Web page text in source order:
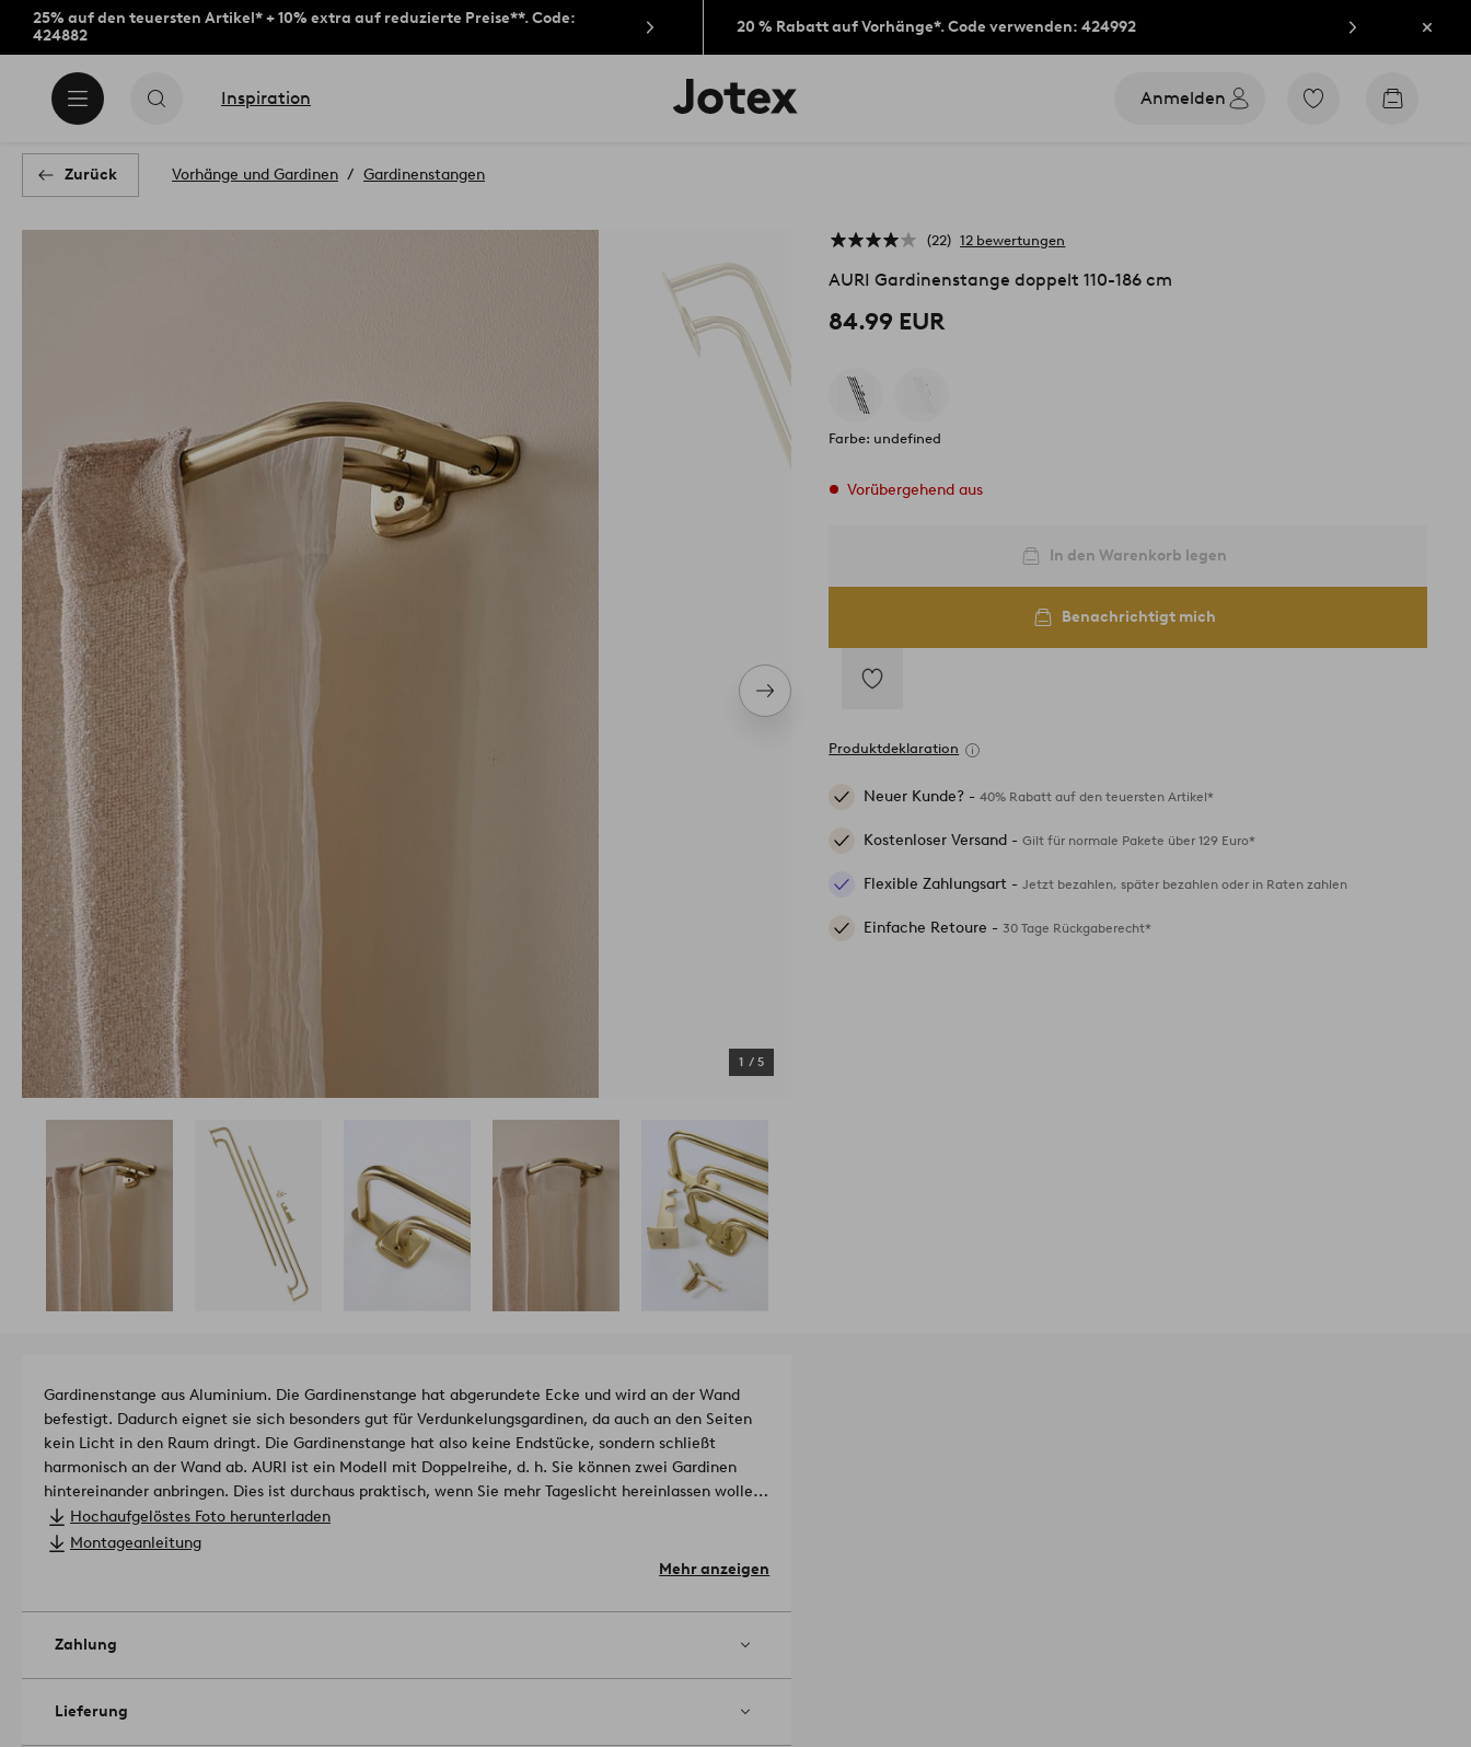
25% auf den teuersten Artikel* + 10% extra auf reduzierte Preise**. Code:
424882
20 % Rabatt auf Vorhänge*. Code verwenden: 424992
Inspiration
Jotex-
Logo
Anmelden
Zu
Zum
Zurück Vorhänge und Gardinen Gardinenstangen
Nächstes
Produkt
1 / 5
22 12 bewertungen
AURI Gardinenstange doppelt 110-186 cm
84.99 EUR
Farbe: undefined
Vorübergehend aus
In den Warenkorb legen
Benachrichtigt mich
Favoriten
hinzufügen
Produktdeklaration
Neuer Kunde? -40% Rabatt auf den teuersten Artikel*
Kostenloser Versand -Gilt für normale Pakete über 129 Euro*
Flexible Zahlungsart -Jetzt bezahlen, später bezahlen oder in Raten zahlen
Einfache Retoure -30 Tage Rückgaberecht*
Gardinenstange aus Aluminium. Die Gardinenstange hat abgerundete Ecke und wird an der Wand
befestigt. Dadurch eignet sie sich besonders gut für Verdunkelungsgardinen, da auch an den Seiten
kein Licht in den Raum dringt. Die Gardinenstange hat also keine Endstücke, sondern schließt
harmonisch an der Wand ab. AURI ist ein Modell mit Doppelreihe, d. h. Sie können zwei Gardinen
hintereinander anbringen. Dies ist durchaus praktisch, wenn Sie mehr Tageslicht hereinlassen wollen.
Oder hängen Sie eine durchsichtige Gardine vor eine Verdunkelungsgardine - Sie werden staunen,
wie gut dies aussieht!
Die Länge der Gardinenstange ist verstellbar. Zwei Wandhalterungen und eine Mittelhalterung. Die
gearbeitet.Material: Aluminium und Eisen.
Größe: Längenverstellbar 110-186 cm. 2 Stangen, Ø 16/19 mm. Wandabstand ca. 7 und 12 cm.
zur Montage verwendeten Schrauben.Artikelnummer: 1705319-03-0
Hochaufgelöstes Foto herunterladen
Montageanleitung
Mehr anzeigen
Zahlung
Lieferung